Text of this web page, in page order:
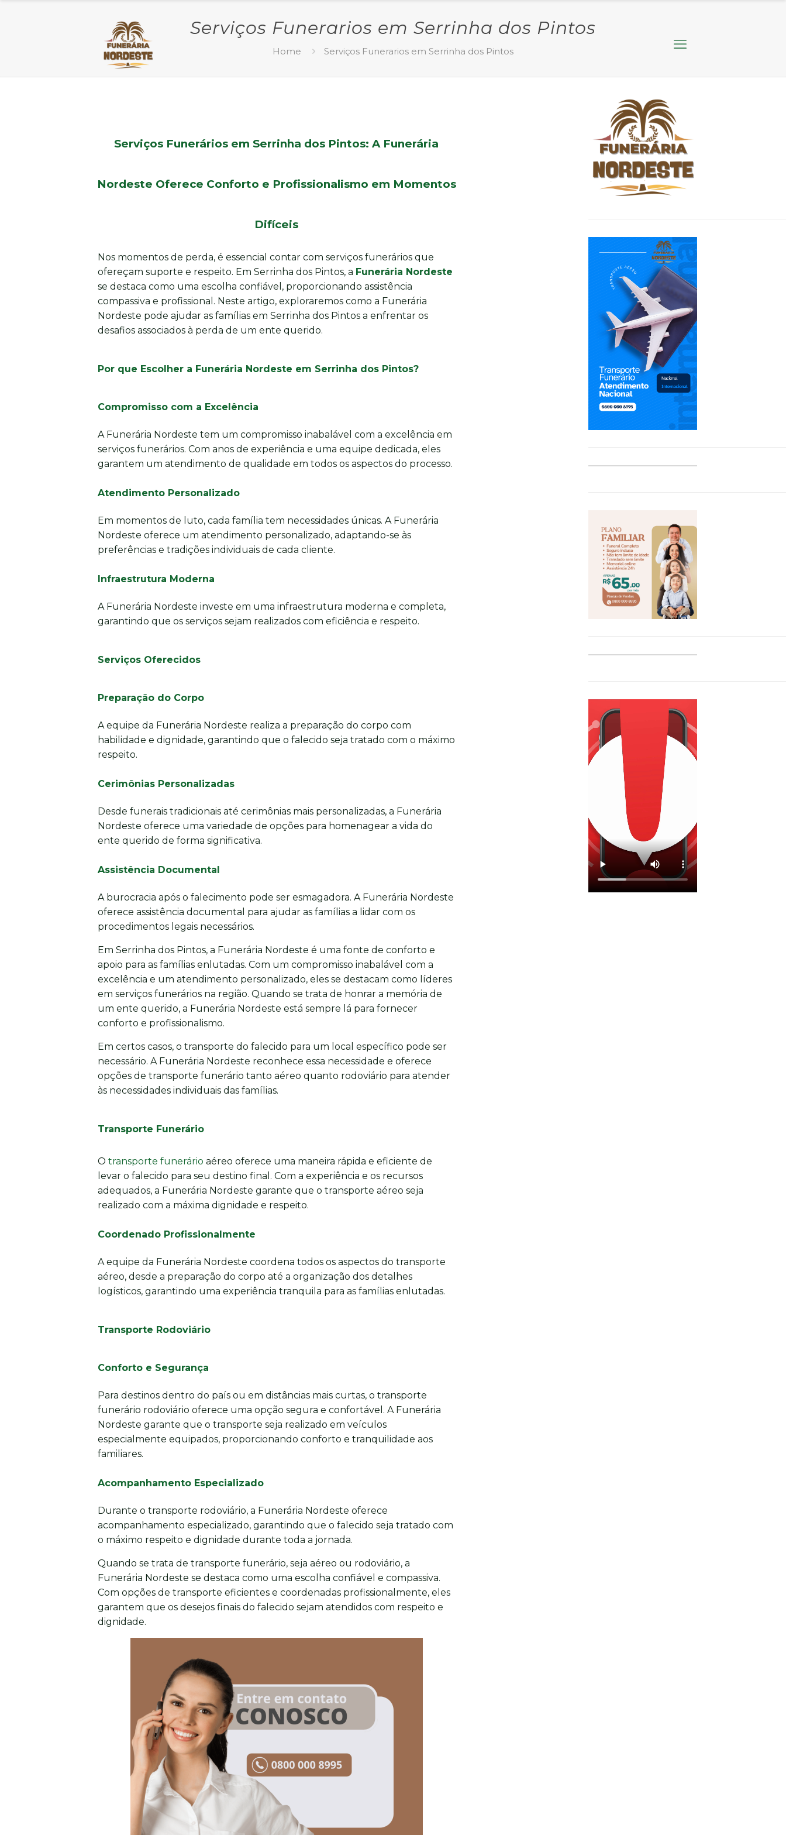
Serviços Funerarios em Serrinha dos Pintos
Home Serviços Funerarios em Serrinha dos Pintos
Serviços Funerários em Serrinha dos Pintos: A Funerária
Nordeste Oferece Conforto e Profissionalismo em Momentos
Difíceis
Nos momentos de perda, é essencial contar com serviços funerários que
ofereçam suporte e respeito. Em Serrinha dos Pintos, a Funerária Nordeste
se destaca como uma escolha confiável, proporcionando assistência
compassiva e profissional. Neste artigo, exploraremos como a Funerária
Nordeste pode ajudar as famílias em Serrinha dos Pintos a enfrentar os
desafios associados à perda de um ente querido.
Por que Escolher a Funerária Nordeste em Serrinha dos Pintos?
Compromisso com a Excelência
A Funerária Nordeste tem um compromisso inabalável com a excelência em
serviços funerários. Com anos de experiência e uma equipe dedicada, eles
garantem um atendimento de qualidade em todos os aspectos do processo.
Atendimento Personalizado
Em momentos de luto, cada família tem necessidades únicas. A Funerária
Nordeste oferece um atendimento personalizado, adaptando-se às
preferências e tradições individuais de cada cliente.
Infraestrutura Moderna
A Funerária Nordeste investe em uma infraestrutura moderna e completa,
garantindo que os serviços sejam realizados com eficiência e respeito.
Serviços Oferecidos
Preparação do Corpo
A equipe da Funerária Nordeste realiza a preparação do corpo com
habilidade e dignidade, garantindo que o falecido seja tratado com o máximo
respeito.
Cerimônias Personalizadas
Desde funerais tradicionais até cerimônias mais personalizadas, a Funerária
Nordeste oferece uma variedade de opções para homenagear a vida do
ente querido de forma significativa.
Assistência Documental
A burocracia após o falecimento pode ser esmagadora. A Funerária Nordeste
oferece assistência documental para ajudar as famílias a lidar com os
procedimentos legais necessários.
Em Serrinha dos Pintos, a Funerária Nordeste é uma fonte de conforto e
apoio para as famílias enlutadas. Com um compromisso inabalável com a
excelência e um atendimento personalizado, eles se destacam como líderes
em serviços funerários na região. Quando se trata de honrar a memória de
um ente querido, a Funerária Nordeste está sempre lá para fornecer
conforto e profissionalismo.
Em certos casos, o transporte do falecido para um local específico pode ser
necessário. A Funerária Nordeste reconhece essa necessidade e oferece
opções de transporte funerário tanto aéreo quanto rodoviário para atender
às necessidades individuais das famílias.
Transporte Funerário
O transporte funerário aéreo oferece uma maneira rápida e eficiente de
levar o falecido para seu destino final. Com a experiência e os recursos
adequados, a Funerária Nordeste garante que o transporte aéreo seja
realizado com a máxima dignidade e respeito.
Coordenado Profissionalmente
A equipe da Funerária Nordeste coordena todos os aspectos do transporte
aéreo, desde a preparação do corpo até a organização dos detalhes
logísticos, garantindo uma experiência tranquila para as famílias enlutadas.
Transporte Rodoviário
Conforto e Segurança
Para destinos dentro do país ou em distâncias mais curtas, o transporte
funerário rodoviário oferece uma opção segura e confortável. A Funerária
Nordeste garante que o transporte seja realizado em veículos
especialmente equipados, proporcionando conforto e tranquilidade aos
familiares.
Acompanhamento Especializado
Durante o transporte rodoviário, a Funerária Nordeste oferece
acompanhamento especializado, garantindo que o falecido seja tratado com
o máximo respeito e dignidade durante toda a jornada.
Quando se trata de transporte funerário, seja aéreo ou rodoviário, a
Funerária Nordeste se destaca como uma escolha confiável e compassiva.
Com opções de transporte eficientes e coordenadas profissionalmente, eles
garantem que os desejos finais do falecido sejam atendidos com respeito e
dignidade.